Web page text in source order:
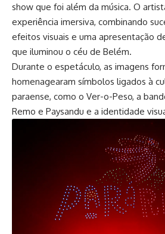
show que foi além da música. O
experiência imersiva, combinando
efeitos visuais e uma apresentação
que iluminou o céu de Belém.
Durante o espetáculo, as imagens
homenagearam símbolos ligados à
paraense, como o Ver-o-Peso, a
Remo e Paysandu e a identidade